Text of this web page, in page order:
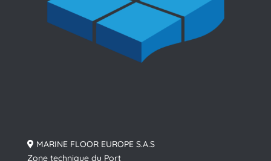
MARINE FLOOR EUROPE S.A.S
Zone technique du Port